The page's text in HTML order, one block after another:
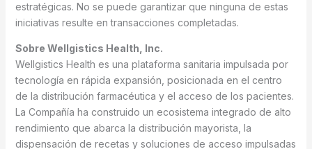
estratégicas. No se puede garantizar que ninguna de estas
iniciativas resulte en transacciones completadas.
Sobre Wellgistics Health, Inc.
Wellgistics Health es una plataforma sanitaria impulsada por
tecnología en rápida expansión, posicionada en el centro
de la distribución farmacéutica y el acceso de los pacientes.
La Compañía ha construido un ecosistema integrado de alto
rendimiento que abarca la distribución mayorista, la
dispensación de recetas y soluciones de acceso impulsadas